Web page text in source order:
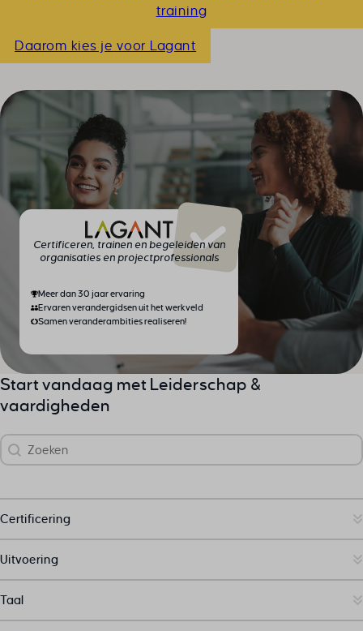
training
Daarom kies je voor Lagant
Certificeren, trainen en begeleiden van
organisaties en projectprofessionals
Meer dan 30 jaar ervaring
Ervaren verandergidsen uit het werkveld
Samen veranderambities realiseren!
Start vandaag met Leiderschap &
vaardigheden
Zoek
Search content
Certificering
Uitvoering
Taal